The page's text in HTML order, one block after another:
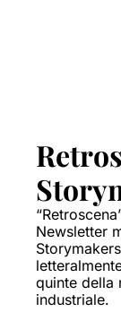
Newsletter
quinte della
industriale.